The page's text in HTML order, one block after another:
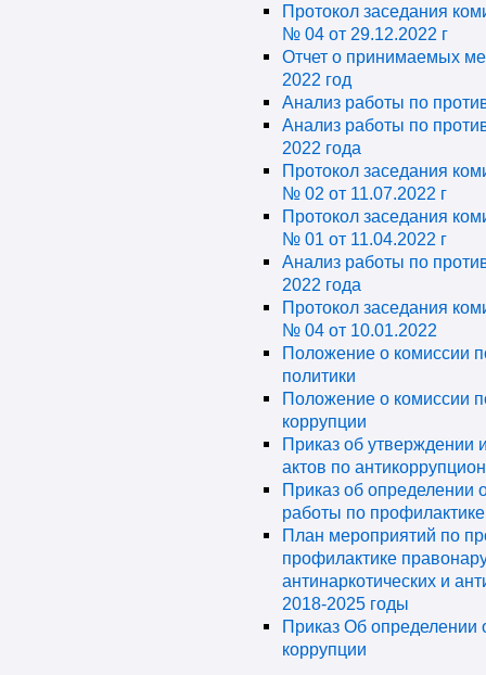
Протокол заседания
№ 04 от 29.12.2022 г
Отчет о принимаемых
2022 год
Анализ работы по
Анализ работы по
2022 года
Протокол заседания
№ 02 от 11.07.2022 г
Протокол заседания
№ 01 от 11.04.2022 г
Анализ работы по
2022 года
Протокол заседания
№ 04 от 10.01.2022
Положение о комиссии
политики
Положение о комиссии
коррупции
Приказ об утверждении
актов по
Приказ об определении
работы по
План мероприятий по
профилактике
антинаркотических и
2018-2025 годы
Приказ Об определении
коррупции